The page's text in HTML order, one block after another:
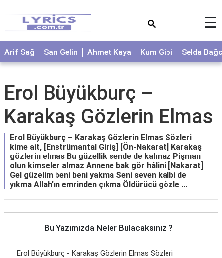
☰
Arif Sağ – Sarı Gelin Ahmet Kaya – Kum Gibi Selda
Erol Büyükburç –
Karakaş Gözlerin Elmas
Erol Büyükburç – Karakaş Gözlerin Elmas Sözleri
kime ait, [Enstrümantal Giriş] [Ön-Nakarat] Karakaş
gözlerin elmas Bu güzellik sende de kalmaz Pişman
olun kimseler almaz Annene bak gör hâlini [Nakarat]
Gel güzelim beni beni yakma Seni seven kalbi de
yıkma Allah'ın emrinden çıkma Öldürücü gözle ...
Bu Yazımızda Neler Bulacaksınız ?
Erol Büyükburç - Karakaş Gözlerin Elmas Sözleri